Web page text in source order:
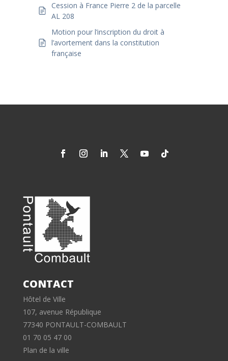
Cession à France Pierre 2 de la parcelle
AL 208
Motion pour l’inscription du droit à
l’avortement dans la constitution
française
CONTACT
Hôtel de Ville
107, avenue République
77340 PONTAULT-COMBAULT
01 70 05 47 00
Plan de la ville